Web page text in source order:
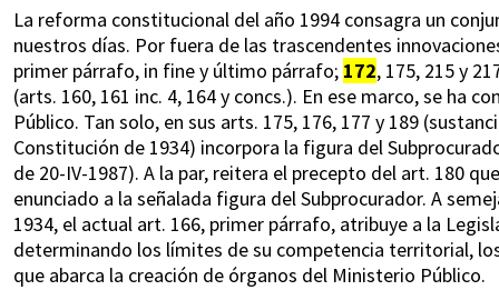
La reforma constitucional del año 1994 consagra un
nuestros días. Por fuera de las trascendentes
primer párrafo, in fine y último párrafo; 172, 175, 215 y
(arts. 160, 161 inc. 4, 164 y concs.). En ese marco, se ha
Público. Tan solo, en sus arts. 175, 176, 177 y 189
Constitución de 1934) incorpora la figura del
de 20-IV-1987). A la par, reitera el precepto del art. 180
enunciado a la señalada figura del Subprocurador. A
1934, el actual art. 166, primer párrafo, atribuye a la
determinando los límites de su competencia territorial,
que abarca la creación de órganos del Ministerio Público.